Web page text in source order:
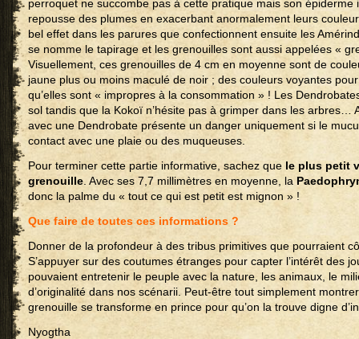
perroquet ne succombe pas à cette pratique mais son épiderme
repousse des plumes en exacerbant anormalement leurs
bel effet dans les parures que confectionnent ensuite les
se nomme le tapirage et les grenouilles sont aussi appelées «
Visuellement, ces grenouilles de 4 cm en moyenne sont de
jaune plus ou moins maculé de noir ; des couleurs voyantes
qu’elles sont « impropres à la consommation » ! Les
sol tandis que la Kokoï n’hésite pas à grimper dans les arbres…
avec une Dendrobate présente un danger uniquement si le
contact avec une plaie ou des muqueuses.
Pour terminer cette partie informative, sachez que le plus petit
grenouille . Avec ses 7,7 millimètres en moyenne, la
donc la palme du « tout ce qui est petit est mignon » !
Que faire de toutes ces informations ?
Donner de la profondeur à des tribus primitives que pourraient
S’appuyer sur des coutumes étranges pour capter l’intérêt des
pouvaient entretenir le peuple avec la nature, les animaux, le
d’originalité dans nos scénarii. Peut-être tout simplement
grenouille se transforme en prince pour qu’on la trouve digne
Nyogtha